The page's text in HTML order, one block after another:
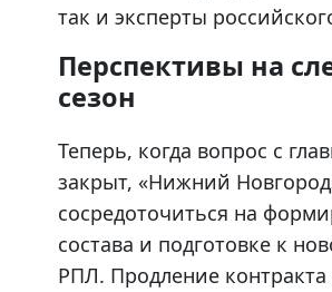
так и эксперты
Перспективы на
сезон
Теперь, когда вопрос с
закрыт, «Нижний
сосредоточиться на
состава и подготовке к
РПЛ. Продление контракта